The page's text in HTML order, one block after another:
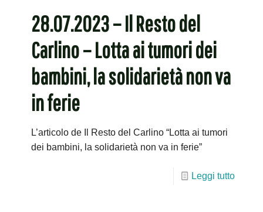
28.07.2023 – Il Resto del
Carlino – Lotta ai tumori dei
bambini, la solidarietà non va
in ferie
L’articolo de Il Resto del Carlino “Lotta ai tumori
dei bambini, la solidarietà non va in ferie”
Leggi tutto